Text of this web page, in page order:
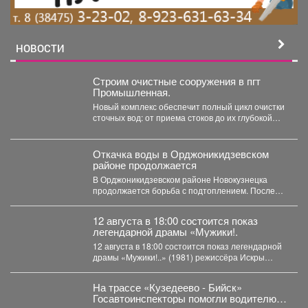
НОВОСТИ
Строим очистные сооружения в пгт
Промышленная.
Новый комплекс обеспечит полный цикл очистки
сточных вод: от приема стоков до их глубокой
Откачка воды в Орджоникидзевском
районе продолжается
В Орджоникидзевском районе Новокузнецка
продолжается борьба с подтоплением. После
12 августа в 18:00 состоится показ
легендарной драмы «Мужики!.
12 августа в 18:00 состоится показ легендарной
драмы «Мужики!..» (1981) режиссёра Искры
На трассе «Кузедеево - Бийск»
Госавтоинспекторы помогли водителю